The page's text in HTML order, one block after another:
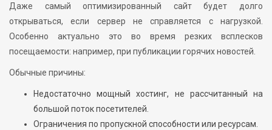
Даже самый оптимизированный сайт будет долго
открываться, если сервер не справляется с нагрузкой.
Особенно актуально это во время резких всплесков
посещаемости: например, при публикации горячих новостей.
Обычные причины:
Недостаточно мощный хостинг, не рассчитанный на
большой поток посетителей.
Ограничения по пропускной способности или ресурсам.